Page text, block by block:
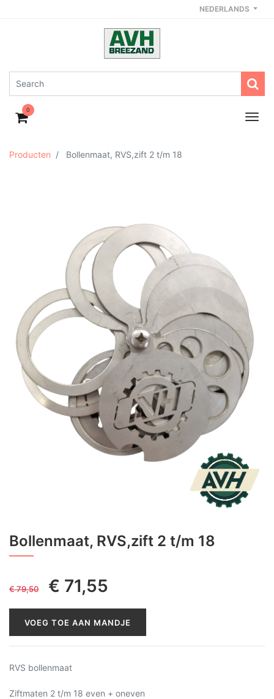
NEDERLANDS
0
Producten Bollenmaat, RVS,zift 2 t/m 18
Bollenmaat, RVS,zift 2 t/m 18
€79,50 € 71,55
VOEG TOE AAN MANDJE
RVS bollenmaat
Ziftmaten 2 t/m 18 even + oneven